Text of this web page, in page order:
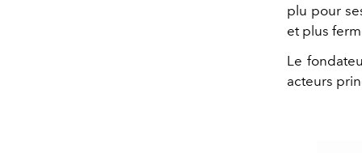
plu pour
et plus
Le
acteurs